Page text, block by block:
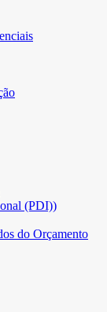
(PDI))
do Orçamento